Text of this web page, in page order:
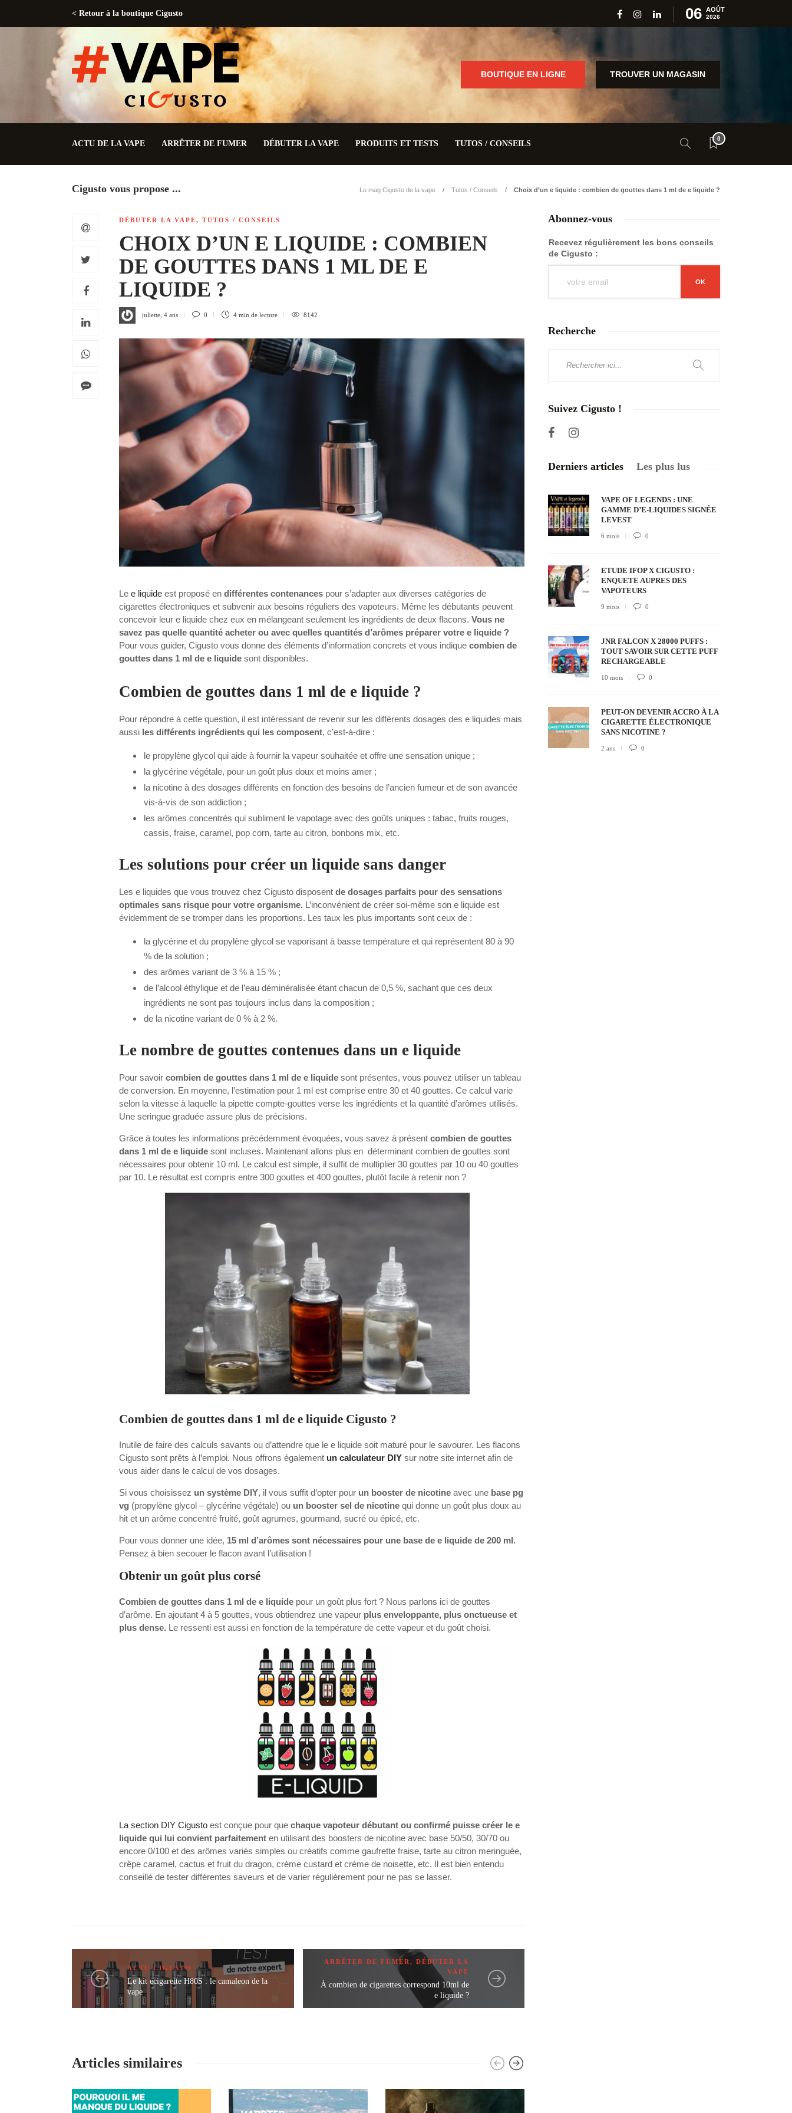
< Retour à la boutique Cigusto 06 AOÛT
2026
BOUTIQUE EN LIGNE TROUVER UN MAGASIN
ACTU DE LA VAPE ARRÊTER DE FUMER DÉBUTER LA VAPE PRODUITS ET TESTS TUTOS / CONSEILS
0
Cigusto vous propose ... Le mag Cigusto de la vape Tutos / Conseils Choix d’un e liquide : combien de gouttes dans 1 ml de e liquide ?
DÉBUTER LA VAPE, TUTOS / CONSEILS
CHOIX D’UN E LIQUIDE : COMBIEN
DE GOUTTES DANS 1 ML DE E
LIQUIDE ?
juliette 4 ans 0 4 min de lecture 8142
Le e liquide est proposé en différentes contenances pour s’adapter aux diverses catégories de
cigarettes électroniques et subvenir aux besoins réguliers des vapoteurs. Même les débutants peuvent
concevoir leur e liquide chez eux en mélangeant seulement les ingrédients de deux flacons. Vous ne
savez pas quelle quantité acheter ou avec quelles quantités d’arômes préparer votre e liquide ?
Pour vous guider, Cigusto vous donne des éléments d’information concrets et vous indique combien de
gouttes dans 1 ml de e liquide sont disponibles.
Combien de gouttes dans 1 ml de e liquide ?
Pour répondre à cette question, il est intéressant de revenir sur les différents dosages des e liquides mais
aussi les différents ingrédients qui les composent, c’est-à-dire :
le propylène glycol qui aide à fournir la vapeur souhaitée et offre une sensation unique ;
la glycérine végétale, pour un goût plus doux et moins amer ;
la nicotine à des dosages différents en fonction des besoins de l’ancien fumeur et de son avancée
vis-à-vis de son addiction ;
les arômes concentrés qui subliment le vapotage avec des goûts uniques : tabac, fruits rouges,
cassis, fraise, caramel, pop corn, tarte au citron, bonbons mix, etc.
Les solutions pour créer un liquide sans danger
Les e liquides que vous trouvez chez Cigusto disposent de dosages parfaits pour des sensations
optimales sans risque pour votre organisme. L’inconvénient de créer soi-même son e liquide est
évidemment de se tromper dans les proportions. Les taux les plus importants sont ceux de :
la glycérine et du propylène glycol se vaporisant à basse température et qui représentent 80 à 90
% de la solution ;
des arômes variant de 3 % à 15 % ;
de l’alcool éthylique et de l’eau déminéralisée étant chacun de 0,5 %, sachant que ces deux
ingrédients ne sont pas toujours inclus dans la composition ;
de la nicotine variant de 0 % à 2 %.
Le nombre de gouttes contenues dans un e liquide
Pour savoir combien de gouttes dans 1 ml de e liquide sont présentes, vous pouvez utiliser un tableau
de conversion. En moyenne, l’estimation pour 1 ml est comprise entre 30 et 40 gouttes. Ce calcul varie
selon la vitesse à laquelle la pipette compte-gouttes verse les ingrédients et la quantité d’arômes utilisés.
Une seringue graduée assure plus de précisions.
Grâce à toutes les informations précédemment évoquées, vous savez à présent combien de gouttes
dans 1 ml de e liquide sont incluses. Maintenant allons plus en déterminant combien de gouttes sont
nécessaires pour obtenir 10 ml. Le calcul est simple, il suffit de multiplier 30 gouttes par 10 ou 40 gouttes
par 10. Le résultat est compris entre 300 gouttes et 400 gouttes, plutôt facile à retenir non ?
Combien de gouttes dans 1 ml de e liquide Cigusto ?
Inutile de faire des calculs savants ou d’attendre que le e liquide soit maturé pour le savourer. Les flacons
Cigusto sont prêts à l’emploi. Nous offrons également un calculateur DIY sur notre site internet afin de
vous aider dans le calcul de vos dosages.
Si vous choisissez un système DIY, il vous suffit d’opter pour un booster de nicotine avec une base pg
vg (propylène glycol – glycérine végétale) ou un booster sel de nicotine qui donne un goût plus doux au
hit et un arôme concentré fruité, goût agrumes, gourmand, sucré ou épicé, etc.
Pour vous donner une idée, 15 ml d’arômes sont nécessaires pour une base de e liquide de 200 ml.
Pensez à bien secouer le flacon avant l’utilisation !
Obtenir un goût plus corsé
Combien de gouttes dans 1 ml de e liquide pour un goût plus fort ? Nous parlons ici de gouttes
d’arôme. En ajoutant 4 à 5 gouttes, vous obtiendrez une vapeur plus enveloppante, plus onctueuse et
plus dense. Le ressenti est aussi en fonction de la température de cette vapeur et du goût choisi.
La section DIY Cigusto est conçue pour que chaque vapoteur débutant ou confirmé puisse créer le e
liquide qui lui convient parfaitement en utilisant des boosters de nicotine avec base 50/50, 30/70 ou
encore 0/100 et des arômes variés simples ou créatifs comme gaufrette fraise, tarte au citron meringuée,
crêpe caramel, cactus et fruit du dragon, crème custard et crème de noisette, etc. Il est bien entendu
conseillé de tester différentes saveurs et de varier régulièrement pour ne pas se lasser.
ACTU CIGUSTO
Le kit ecigarette H80S : le camaleon de la
vape
ARRÊTER DE FUMER,DÉBUTER LA
VAPE
À combien de cigarettes correspond 10ml de
e liquide ?
Articles similaires
Abonnez-vous
Recevez régulièrement les bons conseils
de Cigusto :
Recherche
Suivez Cigusto !
Derniers articles Les plus lus
VAPE OF LEGENDS : UNE
GAMME D’E-LIQUIDES SIGNÉE
LEVEST
6 mois 0
ETUDE IFOP X CIGUSTO :
ENQUETE AUPRES DES
VAPOTEURS
9 mois 0
JNR FALCON X 28000 PUFFS :
TOUT SAVOIR SUR CETTE PUFF
RECHARGEABLE
10 mois 0
PEUT-ON DEVENIR ACCRO À LA
CIGARETTE ÉLECTRONIQUE
SANS NICOTINE ?
2 ans 0